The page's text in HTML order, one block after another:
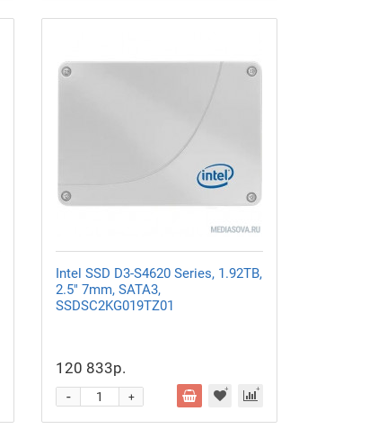
Intel SSD D3-S4620 Series, 1.92TB,
2.5" 7mm, SATA3,
SSDSC2KG019TZ01
120 833р.
+
-